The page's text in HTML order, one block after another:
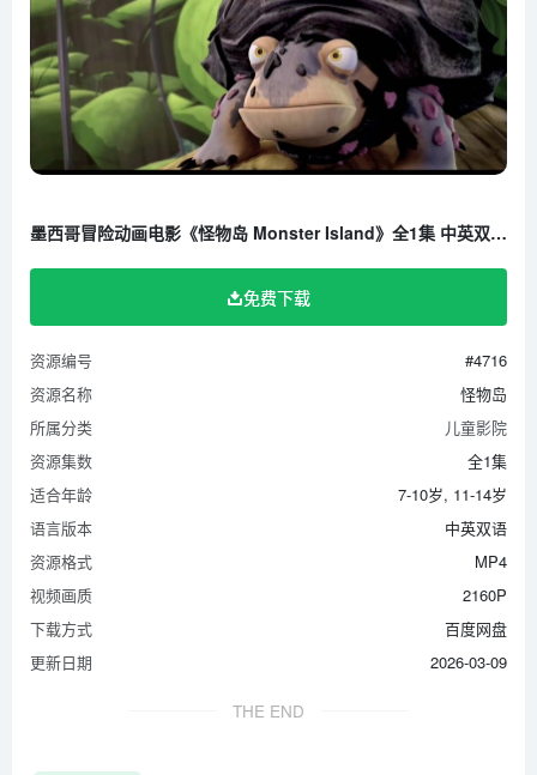
墨西哥冒险动画电影《怪物岛 Monster Island》全1集 中英双语 1080P/MP4/656M 百度云网盘下载
免费下载
资源编号
#4716
资源名称
怪物岛
所属分类
儿童影院
资源集数
全1集
适合年龄
7-10岁, 11-14岁
语言版本
中英双语
资源格式
MP4
视频画质
2160P
下载方式
百度网盘
更新日期
2026-03-09
THE END